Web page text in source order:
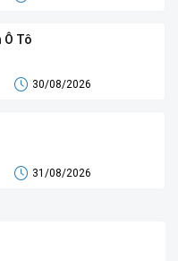
Ô Tô
30/08/2026
31/08/2026